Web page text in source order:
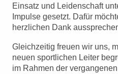
Einsatz und Leidenschaft
Impulse gesetzt. Dafür
herzlichen Dank
Gleichzeitig freuen wir uns,
neuen sportlichen Leiter
im Rahmen der